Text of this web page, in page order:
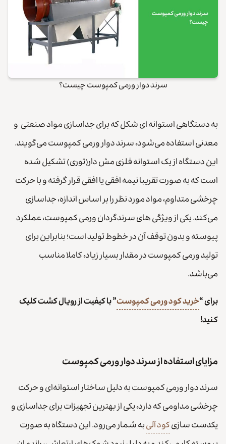
سرند دوار ورمی کمپوست چیست؟
به دستگاهی استوانه ای شکل که برای جداسازی مواد صنعتی و
معدنی استفاده می‌شود، سرند دوار ورمی کمپوست می‌گویند.
این دستگاه از یک استوانه فلزی مش دار(توری) تشکیل شده
است که به صورت تقریبا نیمه افقی یا افقی قرار گرفته و با حرکت
چرخشی متداوم، مواد مورد نظر را بر اساس اندازه، جداسازی
می‌کند. یکی از ویژگی های سرندگردان ورمی کمپوست، عملکرد
پیوسته و بدون توقف آن در خطوط تولید است؛ بنابراین برای
تولید ورمی کمپوست در مقدار بسیار زیاد، کاملا مناسب
می‌باشد.
برای “خرید کود ورمی کمپوست” با کیفیت از رویال کشت کلیک
کنید!
مزایای استفاده از سرند دوار ورمی کمپوست
سرند دوار ورمی کمپوست به دلیل ساختار استوانه‌ای و حرکت
چرخشی مداومی که دارد، یکی از بهترین تجهیزات برای جداسازی و
یکدست سازیکود آلیبه شمار می‌رود. این دستگاه به صورت